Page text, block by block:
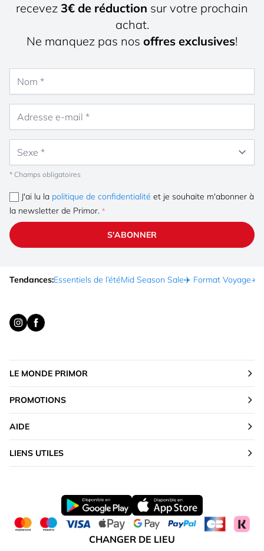
recevez 3€ de réduction sur votre prochain
achat.
Ne manquez pas nos offres exclusives!
* Champs obligatoires
J'ai lu la politique de confidentialité et je souhaite m'abonner à
la newsletter de Primor.
S'ABONNER
Tendances:Essentiels de l’étéMid Season Sale✈️ Format Voyage☀️
LE MONDE PRIMOR
PROMOTIONS
AIDE
LIENS UTILES
CHANGER DE LIEU